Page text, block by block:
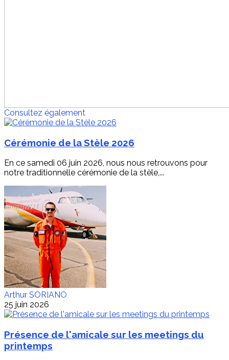
Consultez également
Cérémonie de la Stèle 2026
En ce samedi 06 juin 2026, nous nous retrouvons pour
notre traditionnelle cérémonie de la stèle,...
Arthur SORIANO
25 juin 2026
Présence de l'amicale sur les meetings du
printemps